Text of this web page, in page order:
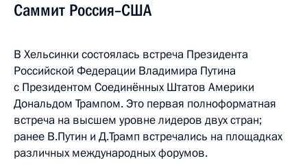
Саммит Россия–США
В Хельсинки состоялась встреча Президента
Российской Федерации Владимира Путина
с Президентом Соединённых Штатов Америки
Дональдом Трампом. Это первая полноформатная
встреча на высшем уровне лидеров двух стран;
ранее В.Путин и Д.Трамп встречались на площадках
различных международных форумов.